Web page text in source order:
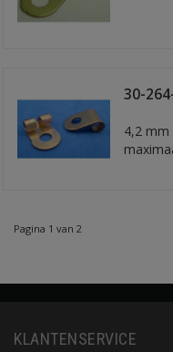
30-
4,2
Pagina 1 van 2
KLANTENSERVICE